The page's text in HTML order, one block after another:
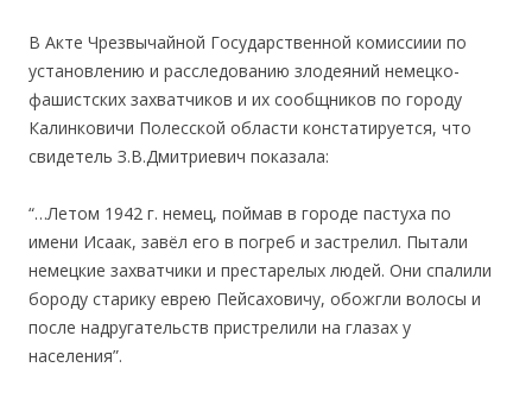
В Акте Чрезвычайной Государственной комиссиии по
установлению и расследованию злодеяний немецко-
фашистских захватчиков и их сообщников по городу
Калинковичи Полесской области констатируется, что
свидетель З.В.Дмитриевич показала:
“…Летом 1942 г. немец, поймав в городе пастуха по
имени Исаак, завёл его в погреб и застрелил. Пытали
немецкие захватчики и престарелых людей. Они спалили
бороду старику еврею Пейсаховичу, обожгли волосы и
после надругательств пристрелили на глазах у
населения”.